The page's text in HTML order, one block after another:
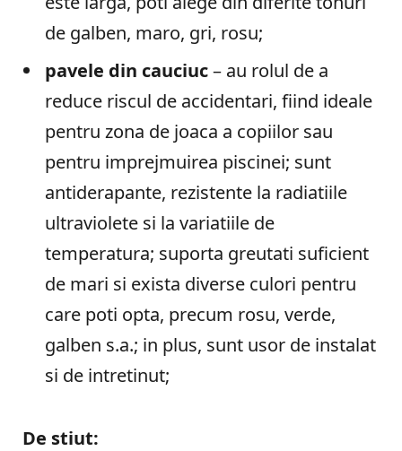
de galben, maro, gri, rosu;
pavele din cauciuc– au rolul de a
reduce riscul de accidentari, fiind ideale
pentru zona de joaca a copiilor sau
pentru imprejmuirea piscinei; sunt
antiderapante, rezistente la radiatiile
ultraviolete si la variatiile de
temperatura; suporta greutati suficient
de mari si exista diverse culori pentru
care poti opta, precum rosu, verde,
galben s.a.; in plus, sunt usor de instalat
si de intretinut;
De stiut: